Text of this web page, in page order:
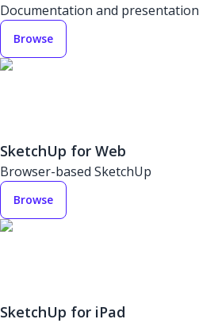
Documentation and presentation
Browse
SketchUp for Web
Browser-based SketchUp
Browse
SketchUp for iPad